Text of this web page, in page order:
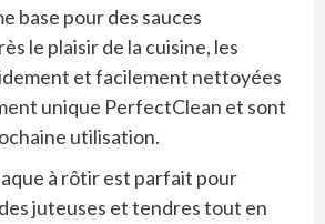
base pour des sauces
le plaisir de la cuisine, les
et facilement nettoyées
unique PerfectClean et sont
utilisation.
à rôtir est parfait pour
juteuses et tendres tout en